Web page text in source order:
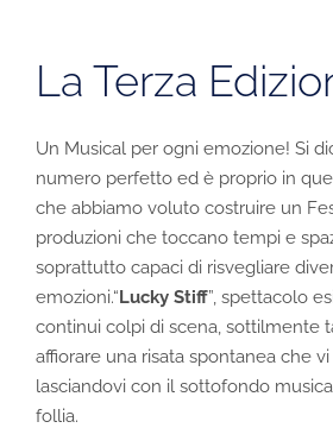
La Terza
Un Musical per ogni emozione! Si
numero perfetto ed è proprio in
che abbiamo voluto costruire un
produzioni che toccano tempi e
soprattutto capaci di risvegliare
emozioni.“Lucky Stiff”, spettacolo
continui colpi di scena, sottilmente
affiorare una risata spontanea che
lasciandovi con il sottofondo
follia.